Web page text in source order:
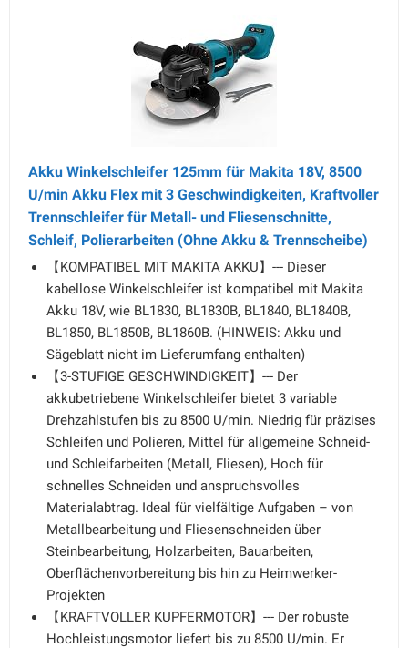
Akku Winkelschleifer 125mm für Makita 18V, 8500
U/min Akku Flex mit 3 Geschwindigkeiten, Kraftvoller
Trennschleifer für Metall- und Fliesenschnitte,
Schleif, Polierarbeiten (Ohne Akku & Trennscheibe)
【KOMPATIBEL MIT MAKITA AKKU】--- Dieser
kabellose Winkelschleifer ist kompatibel mit Makita
Akku 18V, wie BL1830, BL1830B, BL1840, BL1840B,
BL1850, BL1850B, BL1860B. (HINWEIS: Akku und
Sägeblatt nicht im Lieferumfang enthalten)
【3-STUFIGE GESCHWINDIGKEIT】--- Der
akkubetriebene Winkelschleifer bietet 3 variable
Drehzahlstufen bis zu 8500 U/min. Niedrig für präzises
Schleifen und Polieren, Mittel für allgemeine Schneid-
und Schleifarbeiten (Metall, Fliesen), Hoch für
schnelles Schneiden und anspruchsvolles
Materialabtrag. Ideal für vielfältige Aufgaben – von
Metallbearbeitung und Fliesenschneiden über
Steinbearbeitung, Holzarbeiten, Bauarbeiten,
Oberflächenvorbereitung bis hin zu Heimwerker-
Projekten
【KRAFTVOLLER KUPFERMOTOR】--- Der robuste
Hochleistungsmotor liefert bis zu 8500 U/min. Er